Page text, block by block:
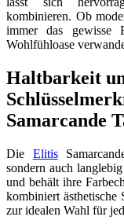
kombinieren. Ob
immer das gewisse
Wohlfühloase
Haltbarkeit
Samarcande
Die Elitis
sondern auch
und behält ihre
kombiniert ästhetische
zur idealen Wahl für